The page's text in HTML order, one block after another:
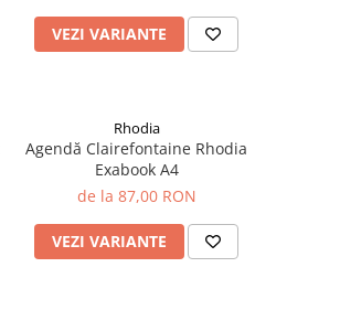
VEZI VARIANTE
Rhodia
Agendă Clairefontaine Rhodia
Exabook A4
de la 87,00 RON
VEZI VARIANTE